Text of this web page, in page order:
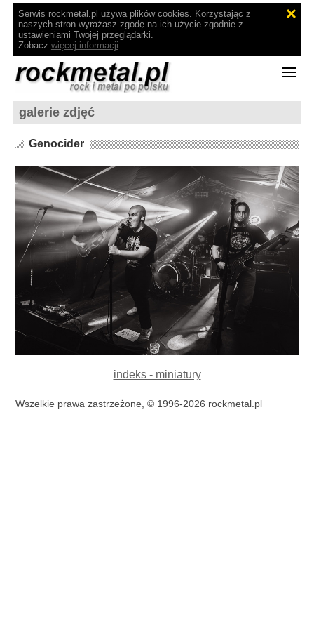
Serwis rockmetal.pl używa plików cookies. Korzystając z
naszych stron wyrażasz zgodę na ich użycie zgodnie z
ustawieniami Twojej przeglądarki.
Zobacz więcej informacji.
galerie zdjęć
Genocider
indeks - miniatury
Wszelkie prawa zastrzeżone, © 1996-2026 rockmetal.pl